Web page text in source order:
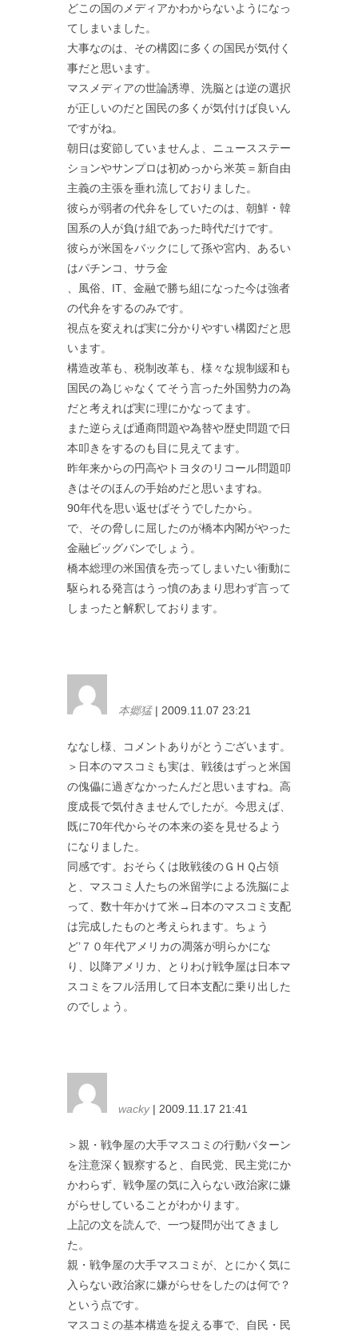
どこの国のメディアかわからないようになっ
てしまいました。
大事なのは、その構図に多くの国民が気付く
事だと思います。
マスメディアの世論誘導、洗脳とは逆の選択
が正しいのだと国民の多くが気付けば良いん
ですがね。
朝日は変節していませんよ、ニュースステー
ションやサンプロは初めっから米英＝新自由
主義の主張を垂れ流しておりました。
彼らが弱者の代弁をしていたのは、朝鮮・韓
国系の人が負け組であった時代だけです。
彼らが米国をバックにして孫や宮内、あるい
はパチンコ、サラ金
、風俗、IT、金融で勝ち組になった今は強者
の代弁をするのみです。
視点を変えれば実に分かりやすい構図だと思
います。
構造改革も、税制改革も、様々な規制緩和も
国民の為じゃなくてそう言った外国勢力の為
だと考えれば実に理にかなってます。
また逆らえば通商問題や為替や歴史問題で日
本叩きをするのも目に見えてます。
昨年来からの円高やトヨタのリコール問題叩
きはそのほんの手始めだと思いますね。
90年代を思い返せばそうでしたから。
で、その脅しに屈したのが橋本内閣がやった
金融ビッグバンでしょう。
橋本総理の米国債を売ってしまいたい衝動に
駆られる発言はうっ憤のあまり思わず言って
しまったと解釈しております。
本郷猛| 2009.11.07 23:21
ななし様、コメントありがとうございます。
＞日本のマスコミも実は、戦後はずっと米国
の傀儡に過ぎなかったんだと思いますね。高
度成長で気付きませんでしたが。今思えば、
既に70年代からその本来の姿を見せるよう
になりました。
同感です。おそらくは敗戦後のＧＨＱ占領
と、マスコミ人たちの米留学による洗脳によ
って、数十年かけて米→日本のマスコミ支配
は完成したものと考えられます。ちょう
ど’７０年代アメリカの凋落が明らかにな
り、以降アメリカ、とりわけ戦争屋は日本マ
スコミをフル活用して日本支配に乗り出した
のでしょう。
wacky| 2009.11.17 21:41
＞親・戦争屋の大手マスコミの行動パターン
を注意深く観察すると、自民党、民主党にか
かわらず、戦争屋の気に入らない政治家に嫌
がらせしていることがわかります。
上記の文を読んで、一つ疑問が出てきまし
た。
親・戦争屋の大手マスコミが、とにかく気に
入らない政治家に嫌がらせをしたのは何で？
という点です。
マスコミの基本構造を捉える事で、自民・民